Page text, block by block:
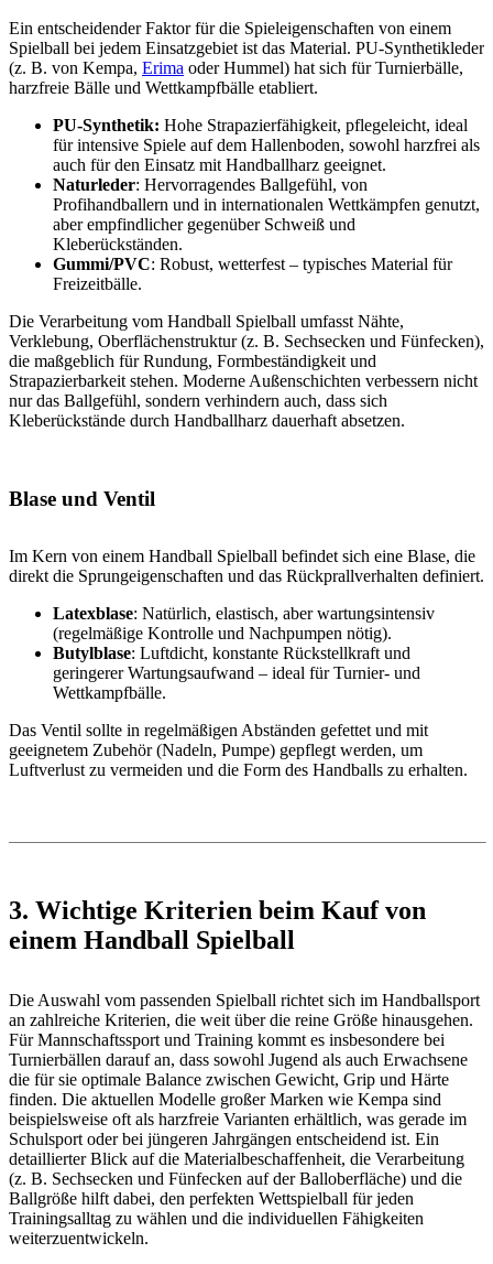
Ein entscheidender Faktor für die Spieleigenschaften von einem
Spielball bei jedem Einsatzgebiet ist das Material. PU-Synthetikleder
(z. B. von Kempa, Erima oder Hummel) hat sich für Turnierbälle,
harzfreie Bälle und Wettkampfbälle etabliert.
PU-Synthetik: Hohe Strapazierfähigkeit, pflegeleicht, ideal
für intensive Spiele auf dem Hallenboden, sowohl harzfrei als
auch für den Einsatz mit Handballharz geeignet.
Naturleder: Hervorragendes Ballgefühl, von
Profihandballern und in internationalen Wettkämpfen genutzt,
aber empfindlicher gegenüber Schweiß und
Kleberückständen.
Gummi/PVC: Robust, wetterfest – typisches Material für
Freizeitbälle.
Die Verarbeitung vom Handball Spielball umfasst Nähte,
Verklebung, Oberflächenstruktur (z. B. Sechsecken und Fünfecken),
die maßgeblich für Rundung, Formbeständigkeit und
Strapazierbarkeit stehen. Moderne Außenschichten verbessern nicht
nur das Ballgefühl, sondern verhindern auch, dass sich
Kleberückstände durch Handballharz dauerhaft absetzen.
Blase und Ventil
Im Kern von einem Handball Spielball befindet sich eine Blase, die
direkt die Sprungeigenschaften und das Rückprallverhalten definiert.
Latexblase: Natürlich, elastisch, aber wartungsintensiv
(regelmäßige Kontrolle und Nachpumpen nötig).
Butylblase: Luftdicht, konstante Rückstellkraft und
geringerer Wartungsaufwand – ideal für Turnier- und
Wettkampfbälle.
Das Ventil sollte in regelmäßigen Abständen gefettet und mit
geeignetem Zubehör (Nadeln, Pumpe) gepflegt werden, um
Luftverlust zu vermeiden und die Form des Handballs zu erhalten.
3. Wichtige Kriterien beim Kauf von
einem Handball Spielball
Die Auswahl vom passenden Spielball richtet sich im Handballsport
an zahlreiche Kriterien, die weit über die reine Größe hinausgehen.
Für Mannschaftssport und Training kommt es insbesondere bei
Turnierbällen darauf an, dass sowohl Jugend als auch Erwachsene
die für sie optimale Balance zwischen Gewicht, Grip und Härte
finden. Die aktuellen Modelle großer Marken wie Kempa sind
beispielsweise oft als harzfreie Varianten erhältlich, was gerade im
Schulsport oder bei jüngeren Jahrgängen entscheidend ist. Ein
detaillierter Blick auf die Materialbeschaffenheit, die Verarbeitung
(z. B. Sechsecken und Fünfecken auf der Balloberfläche) und die
Ballgröße hilft dabei, den perfekten Wettspielball für jeden
Trainingsalltag zu wählen und die individuellen Fähigkeiten
weiterzuentwickeln.